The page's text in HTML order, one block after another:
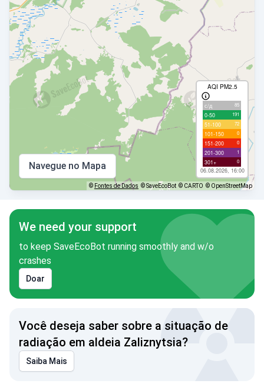
AQI PM2.5
с/д 85
0-50 191
51-100 72
101-150 0
151-200 0
201-300 1
301+ 0
06.08.2026, 16:00
Navegue no Mapa
© Fontes de Dados © SaveEcoBot © CARTO © OpenStreetMap
We need your support
to keep SaveEcoBot running smoothly and w/o
crashes
Doar
Você deseja saber sobre a situação de
radiação em aldeia Zaliznytsia?
Saiba Mais